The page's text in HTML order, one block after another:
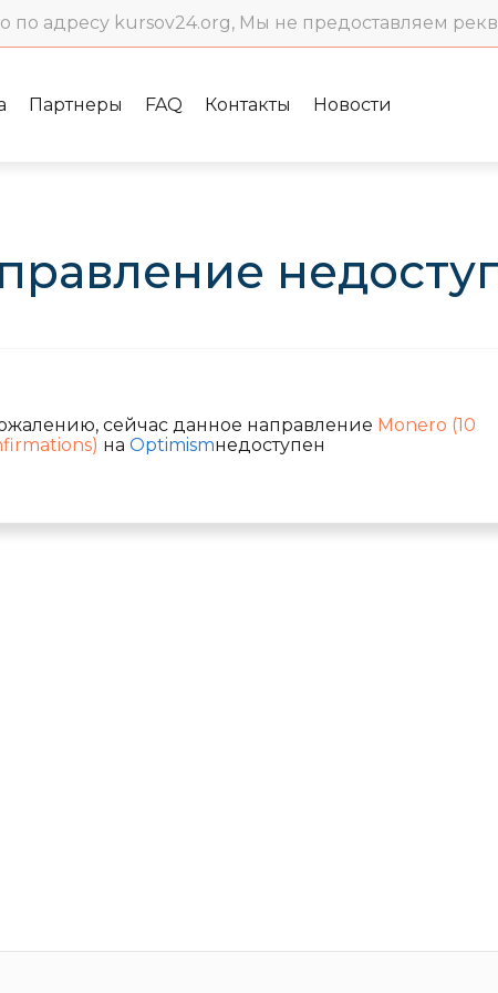
по адресу kursov24.org, Мы не предоставляем
Партнеры FAQ Контакты Новости
сейчас данное направление Monero (10
на Optimismнедоступен